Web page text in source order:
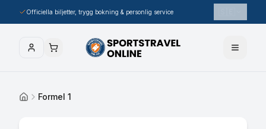
Officiella biljetter, trygg bokning & personlig service
Hem Formel 1